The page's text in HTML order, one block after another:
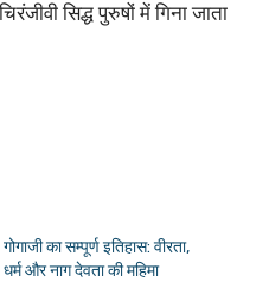
सिद्ध पुरुषों में गिना जाता
गोगाजी का सम्पूर्ण इतिहास: वीरता,
धर्म और नाग देवता की महिमा